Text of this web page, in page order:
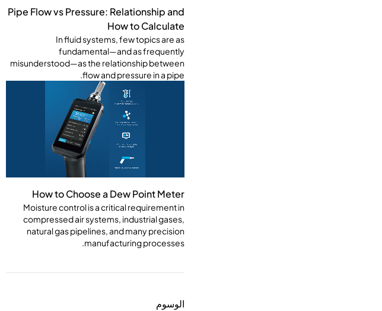
Pipe Flow vs Pressure: Relationship and
How to Calculate
In fluid systems, few topics are as
fundamental—and as frequently
misunderstood—as the relationship between
flow and pressure in a pipe.
How to Choose a Dew Point Meter
Moisture control is a critical requirement in
compressed air systems, industrial gases,
natural gas pipelines, and many precision
manufacturing processes.
الوسوم